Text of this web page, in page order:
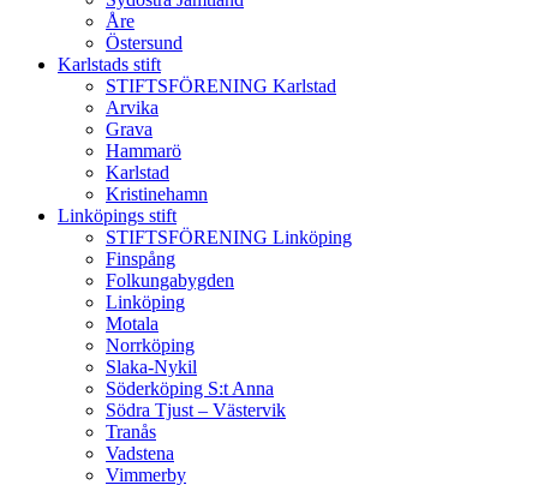
Åre
Östersund
Karlstads stift
STIFTSFÖRENING Karlstad
Arvika
Grava
Hammarö
Karlstad
Kristinehamn
Linköpings stift
STIFTSFÖRENING Linköping
Finspång
Folkungabygden
Linköping
Motala
Norrköping
Slaka-Nykil
Söderköping S:t Anna
Södra Tjust – Västervik
Tranås
Vadstena
Vimmerby